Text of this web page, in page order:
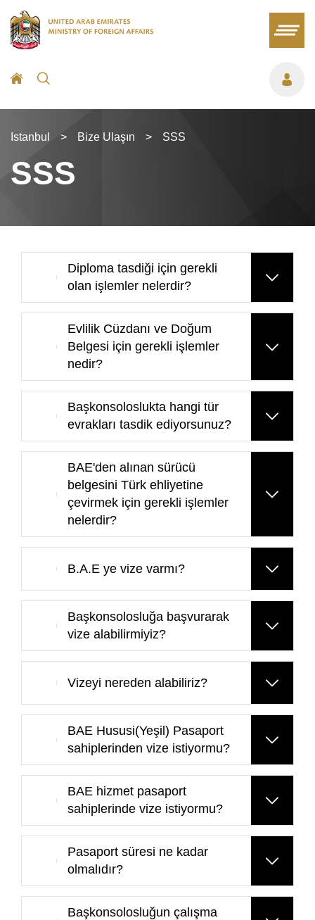
Istanbul > Bize Ulaşın > SSS
SSS
Diploma tasdiği için gerekli
olan işlemler nelerdir?
Evlilik Cüzdanı ve Doğum
Belgesi için gerekli işlemler
nedir?
Başkonsoloslukta hangi tür
evrakları tasdik ediyorsunuz?
BAE'den alınan sürücü
belgesini Türk ehliyetine
çevirmek için gerekli işlemler
nelerdir?
B.A.E ye vize varmı?
Başkonsolosluğa başvurarak
vize alabilirmiyiz?
Vizeyi nereden alabiliriz?
BAE Hususi(Yeşil) Pasaport
sahiplerinden vize istiyormu?
BAE hizmet pasaport
sahiplerinde vize istiyormu?
Pasaport süresi ne kadar
olmalıdır?
Başkonsolosluğun çalışma